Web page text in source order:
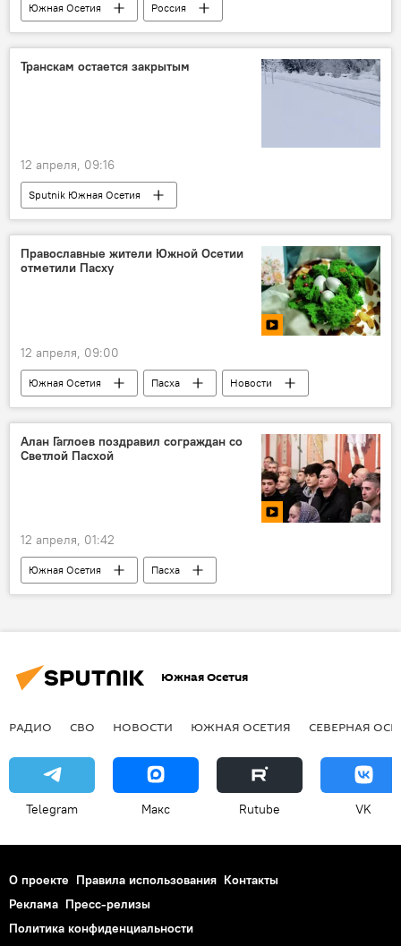
Южная Осетия
Россия
Владимир Путин
Алан Гаглоев
поздравления
Новости
Пасха
Транскам остается закрытым
12 апреля, 09:16
Sputnik Южная Осетия
Православные жители Южной Осетии
отметили Пасху
12 апреля, 09:00
Южная Осетия Пасха
Новости
религиозные праздники
Религия
православие
православные праздники
Цхинвал
Алан Гаглоев поздравил сограждан со
Светлой Пасхой
12 апреля, 01:42
Южная Осетия
Пасха
православные праздники
православие
Южная Осетия
РАДИО СВО НОВОСТИ ЮЖНАЯ ОСЕТИЯ СЕВЕРНАЯ
Telegram Макс Rutube VK
О проекте Правила использования Контакты
Реклама Пресс-релизы
Политика конфиденциальности